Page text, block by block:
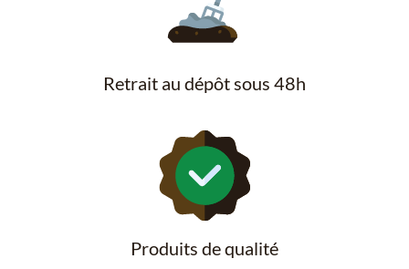
Retrait au dépôt sous 48h
Produits de qualité